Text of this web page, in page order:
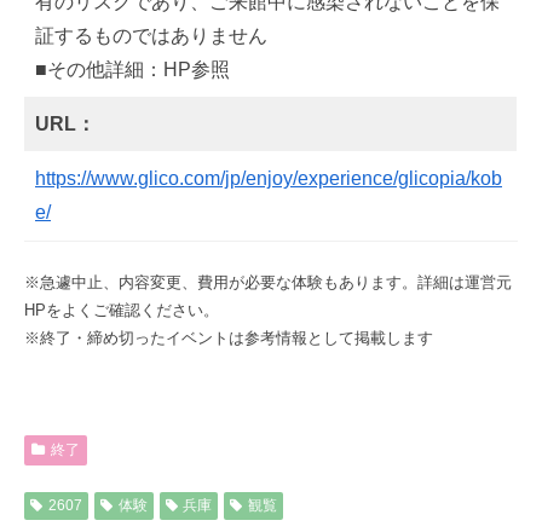
証するものではありません
■その他詳細：HP参照
URL：
https://www.glico.com/jp/enjoy/experience/glicopia/kob
e/
※急遽中止、内容変更、費用が必要な体験もあります。詳細は運営元
HPをよくご確認ください。
※終了・締め切ったイベントは参考情報として掲載します
終了
2607 体験 兵庫 観覧